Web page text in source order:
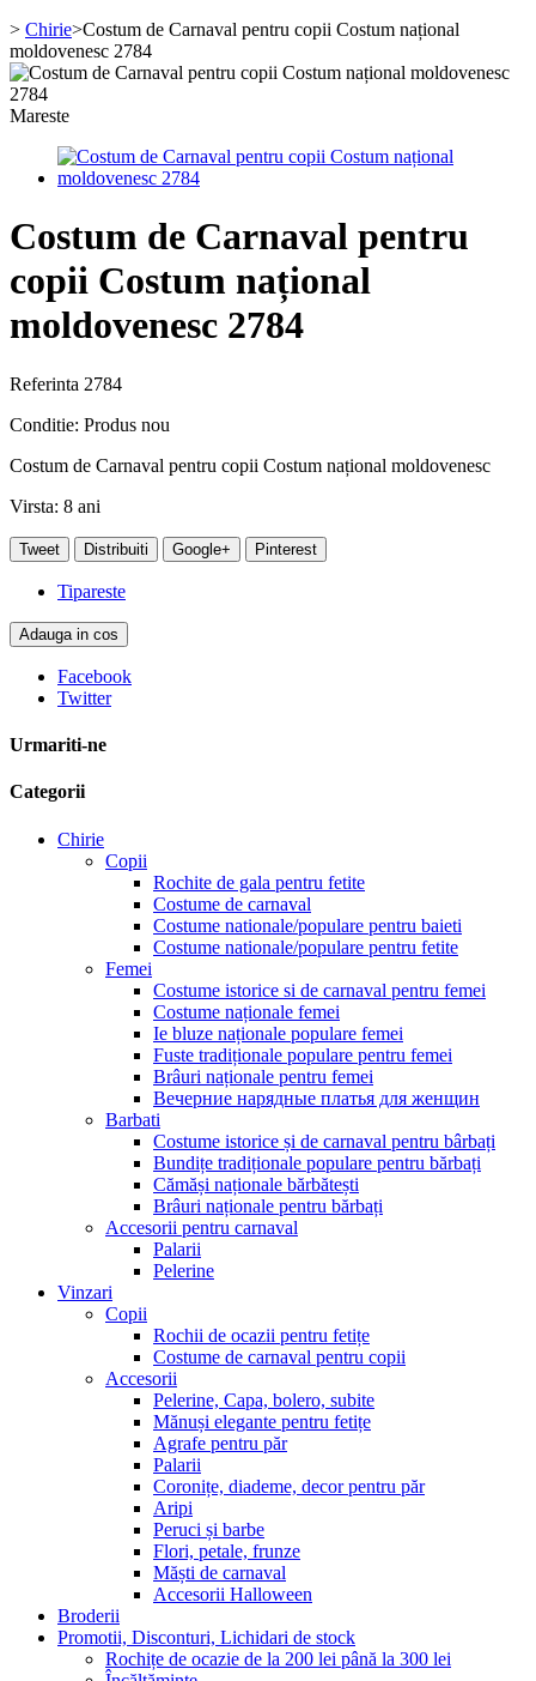
> Chirie>Costum de Carnaval pentru copii Costum național
moldovenesc 2784
Mareste
Costum de Carnaval pentru
copii Costum național
moldovenesc 2784
Referinta 2784
Conditie: Produs nou
Costum de Carnaval pentru copii Costum național moldovenesc
Virsta: 8 ani
Tweet Distribuiti Google+ Pinterest
Tipareste
Adauga in cos
Facebook
Twitter
Urmariti-ne
Categorii
Chirie
Copii
Rochite de gala pentru fetite
Costume de carnaval
Costume nationale/populare pentru baieti
Costume nationale/populare pentru fetite
Femei
Costume istorice si de carnaval pentru femei
Costume naționale femei
Ie bluze naționale populare femei
Fuste tradiționale populare pentru femei
Brâuri naționale pentru femei
Вечерние нарядные платья для женщин
Barbati
Costume istorice și de carnaval pentru bârbați
Bundițe tradiționale populare pentru bărbați
Cămăși naționale bărbătești
Brâuri naționale pentru bărbați
Accesorii pentru carnaval
Palarii
Pelerine
Vinzari
Copii
Rochii de ocazii pentru fetițe
Costume de carnaval pentru copii
Accesorii
Pelerine, Capa, bolero, subite
Mănuși elegante pentru fetițe
Agrafe pentru păr
Palarii
Coronițe, diademe, decor pentru păr
Aripi
Peruci și barbe
Flori, petale, frunze
Măști de carnaval
Accesorii Halloween
Broderii
Promotii, Disconturi, Lichidari de stock
Rochițe de ocazie de la 200 lei până la 300 lei